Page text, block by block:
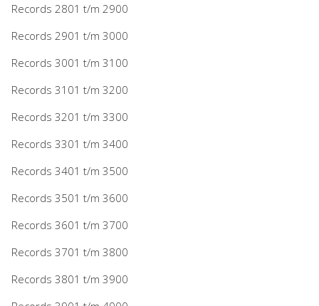
Records 2801 t/m 2900
Records 2901 t/m 3000
Records 3001 t/m 3100
Records 3101 t/m 3200
Records 3201 t/m 3300
Records 3301 t/m 3400
Records 3401 t/m 3500
Records 3501 t/m 3600
Records 3601 t/m 3700
Records 3701 t/m 3800
Records 3801 t/m 3900